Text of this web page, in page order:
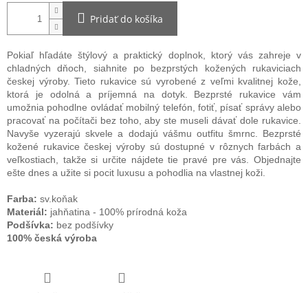
Pridať do košíka
Pokiaľ hľadáte štýlový a praktický doplnok, ktorý vás zahreje v
chladných dňoch, siahnite po bezprstých kožených rukaviciach
českej výroby. Tieto rukavice sú vyrobené z veľmi kvalitnej kože,
ktorá je odolná a príjemná na dotyk. Bezprsté rukavice vám
umožnia pohodlne ovládať mobilný telefón, fotiť, písať správy alebo
pracovať na počítači bez toho, aby ste museli dávať dole rukavice.
Navyše vyzerajú skvele a dodajú vášmu outfitu šmrnc. Bezprsté
kožené rukavice českej výroby sú dostupné v rôznych farbách a
veľkostiach, takže si určite nájdete tie pravé pre vás. Objednajte
ešte dnes a užite si pocit luxusu a pohodlia na vlastnej koži.
Farba: sv.koňak
Materiál: jahňatina - 100% prírodná koža
Podšívka: bez podšívky
100% česká výroba